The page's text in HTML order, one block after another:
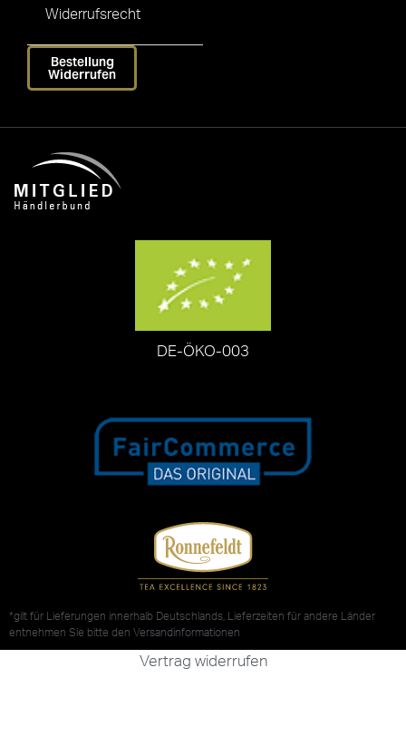
Widerrufsrecht
Bestellung
Widerrufen
DE-ÖKO-003
*gilt für Lieferungen innerhalb Deutschlands, Lieferzeiten für andere Länder
entnehmen Sie bitte den Versandinformationen
Vertrag widerrufen